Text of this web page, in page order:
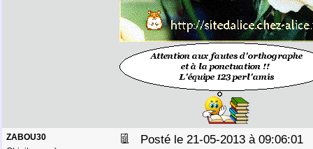
ZABOU30
Posté le 21-05-2013 à 09:06:01